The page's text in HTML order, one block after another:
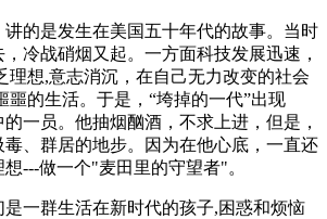
讲的是发生在美国五十年代的故事。当时
冷战硝烟又起。一方面科技发展迅速，
理想,意志消沉，在自己无力改变的社会
噩的生活。于是，“垮掉的一代”出现
一员。他抽烟酗酒，不求上进，但是，
、群居的地步。因为在他心底，一直还
---做一个"麦田里的守望者"。
是一群生活在新时代的孩子,困惑和烦恼